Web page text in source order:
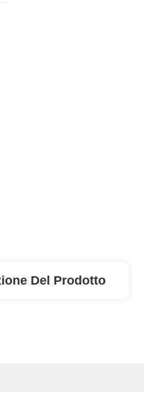
Del Prodotto